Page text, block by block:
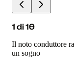
1di10
Il noto conduttore
un sogno